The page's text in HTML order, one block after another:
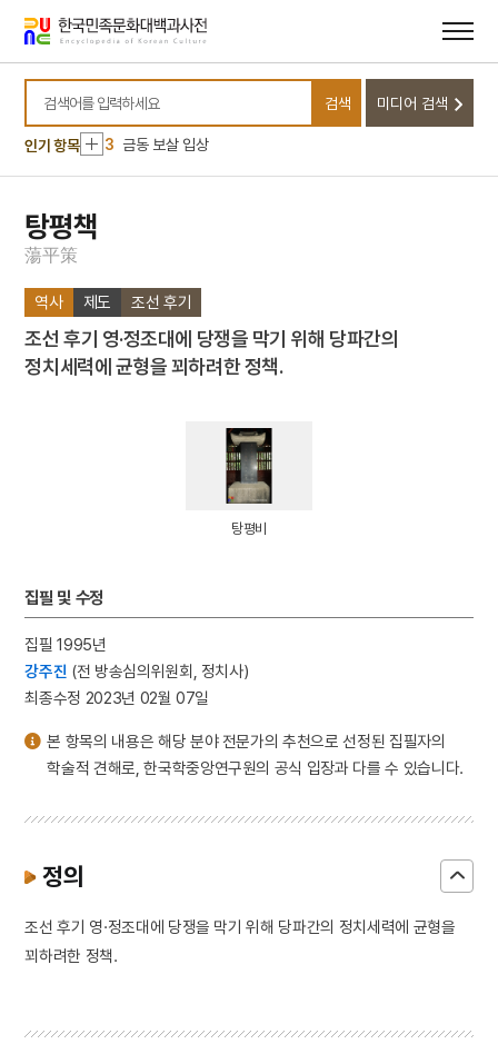
바로가기
바로가기
검색어를 입력하세요
검색 미디어 검색
인기 항목
10 별무반
1 금성대군
2 세조
3 금동 보살 입상
4 광복절 노래
8
구호나무
9 김자점
10 별무반
8
9
김자점
탕평책
蕩平策
역사 제도 조선 후기
조선 후기 영·정조대에 당쟁을 막기 위해 당파간의
정치세력에 균형을 꾀하려한 정책.
탕평비
집필 및 수정
집필 1995년
강주진 (전 방송심의위원회, 정치사)
최종수정 2023년 02월 07일
본 항목의 내용은 해당 분야 전문가의 추천으로 선정된 집필자의
학술적 견해로, 한국학중앙연구원의 공식 입장과 다를 수 있습니다.
정의
조선 후기 영·정조대에 당쟁을 막기 위해 당파간의 정치세력에 균형을
꾀하려한 정책.